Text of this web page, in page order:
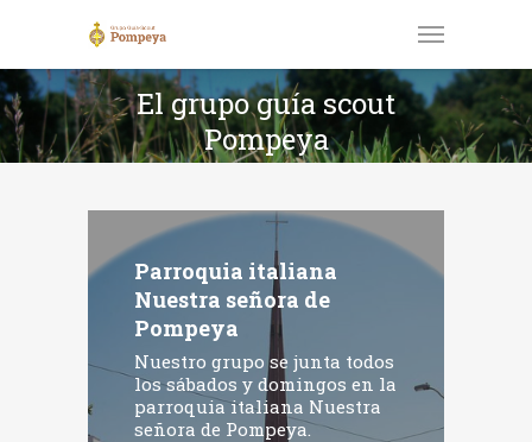
El grupo guía scout
Pompeya
Parroquia italiana
Nuestra señora de
Pompeya
Nuestro grupo se junta todos
los sábados y domingos en la
parroquia italiana Nuestra
señora de Pompeya.